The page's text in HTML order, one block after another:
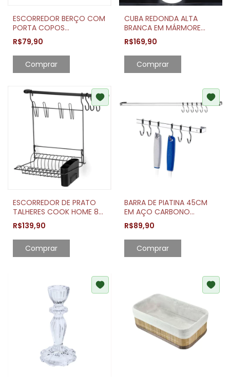
ESCORREDOR BERÇO COM
PORTA COPOS
CAPACIDADE 13 PRATOS
R$79,90
Comprar
CUBA REDONDA ALTA
BRANCA EM MÁRMORE
SINTÉTICO 35,5 DIÂMETRO
R$169,90
Comprar
ESCORREDOR DE PRATO
TALHERES COOK HOME 8
ARTHI ORIGINAL
R$139,90
Comprar
BARRA DE PIATINA 45CM
EM AÇO CARBONO
CROMADO COM 6
GANCHOS
R$89,90